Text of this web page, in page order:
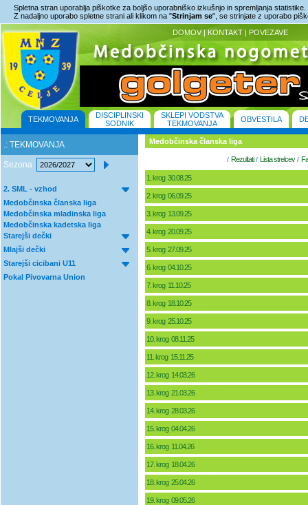
Spletna stran uporablja piškotke za boljšo uporabniško izkušnjo in spremljanja statistike.
Z nadaljno uporabo spletne strani ali klikom na "Strinjam se", se strinjate z uporabo
DOMOV | KONTAKT | POVEZAVE
TEKMOVANJA
DISCIPLINSKI
SODNIK
SKLEPI VODSTVA
TEKMOVANJA
OBVESTILA
.: TEKMOVANJA
Sezona
2. SML - vzhod
Medobčinska članska liga
Medobčinska mladinska liga
Medobčinska kadetska liga
Starejši dečki
Mlajši dečki
Starejši cicibani U11
Pokal Pivovarna Union
Medobčinska članska liga
/ Rezultati/ Lista strelcev/
1. krog 30.08.25
2. krog 06.09.25
3. krog 13.09.25
4. krog 20.09.25
5. krog 27.09.25
6. krog 04.10.25
7. krog 11.10.25
8. krog 18.10.25
9. krog 25.10.25
10. krog 08.11.25
11. krog 15.11.25
12. krog 14.03.26
13. krog 21.03.26
14. krog 28.03.26
15. krog 04.04.26
16. krog 11.04.26
17. krog 18.04.26
18. krog 25.04.26
19. krog 09.05.26